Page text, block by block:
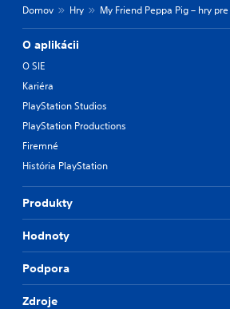
Domov Hry My Friend Peppa Pig – hry
O aplikácii
O SIE
Kariéra
PlayStation Studios
PlayStation Productions
Firemné
História PlayStation
Produkty
Hodnoty
Podpora
Zdroje